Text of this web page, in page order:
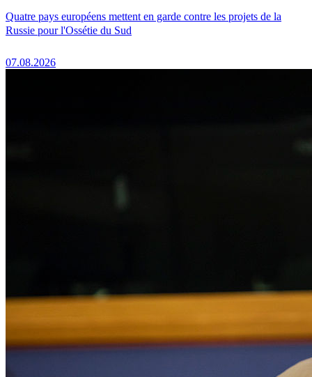
Quatre pays européens mettent en garde contre les projets de la
Russie pour l'Ossétie du Sud
07.08.2026